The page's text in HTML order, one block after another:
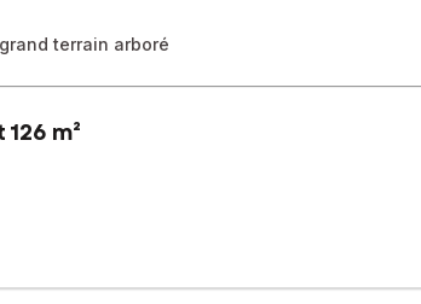
terrain arboré
m²
126 m² habitables, nichée dans un